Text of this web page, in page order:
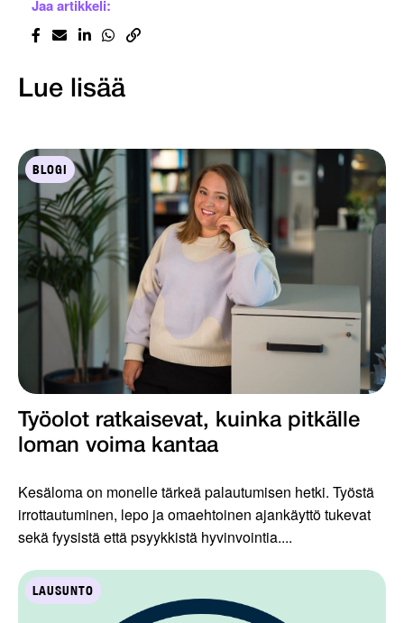
Jaa artikkeli:
Lue lisää
BLOGI
Työolot ratkaisevat, kuinka pitkälle
loman voima kantaa
Kesäloma on monelle tärkeä palautumisen hetki. Työstä
irrottautuminen, lepo ja omaehtoinen ajankäyttö tukevat
sekä fyysistä että psyykkistä hyvinvointia....
LAUSUNTO